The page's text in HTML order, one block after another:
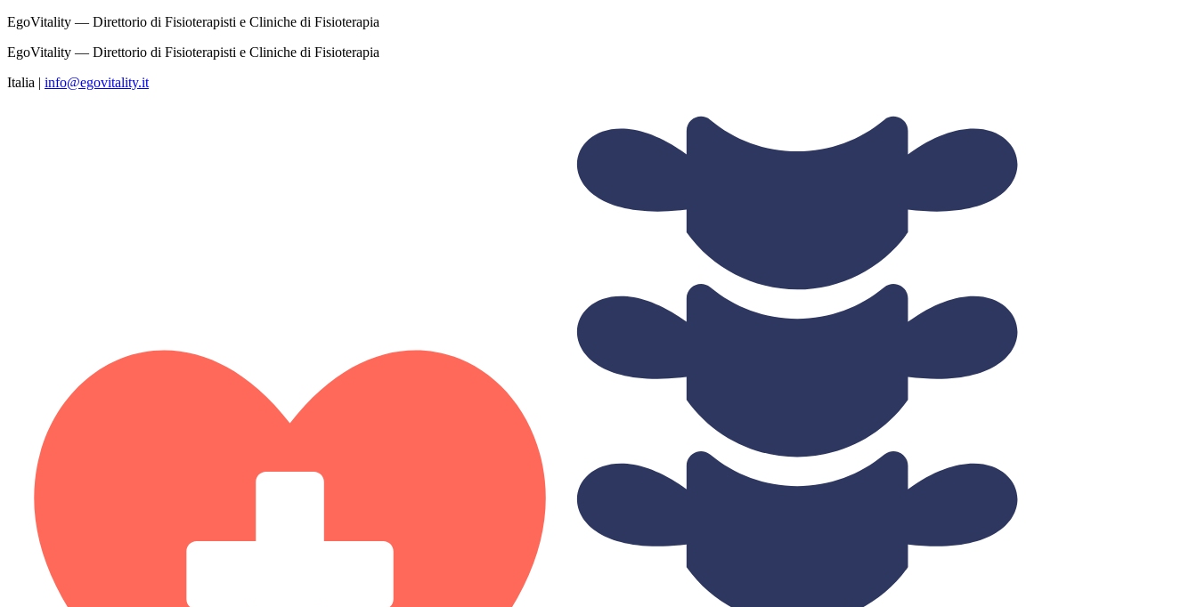
EgoVitality — Direttorio di Fisioterapisti e Cliniche di Fisioterapia
EgoVitality — Direttorio di Fisioterapisti e Cliniche di Fisioterapia
Italia | info@egovitality.it